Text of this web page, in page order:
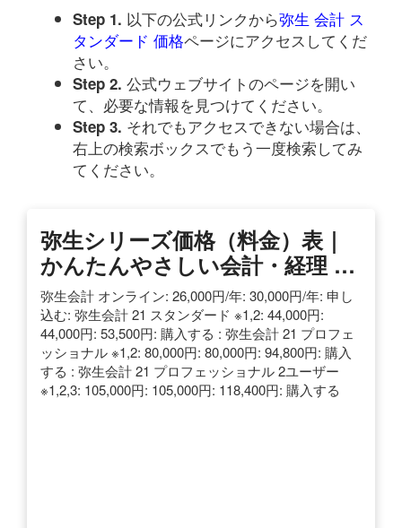
Step 1. 以下の公式リンクから弥生 会計 ス
タンダード 価格ページにアクセスしてくだ
さい。
Step 2. 公式ウェブサイトのページを開い
て、必要な情報を見つけてください。
Step 3. それでもアクセスできない場合は、
右上の検索ボックスでもう一度検索してみ
てください。
弥生シリーズ価格（料金）表｜
かんたんやさしい会計・経理 …
弥生会計 オンライン: 26,000円/年: 30,000円/年: 申し
込む: 弥生会計 21 スタンダード ※1,2: 44,000円:
44,000円: 53,500円: 購入する : 弥生会計 21 プロフェ
ッショナル ※1,2: 80,000円: 80,000円: 94,800円: 購入
する : 弥生会計 21 プロフェッショナル 2ユーザー
※1,2,3: 105,000円: 105,000円: 118,400円: 購入する